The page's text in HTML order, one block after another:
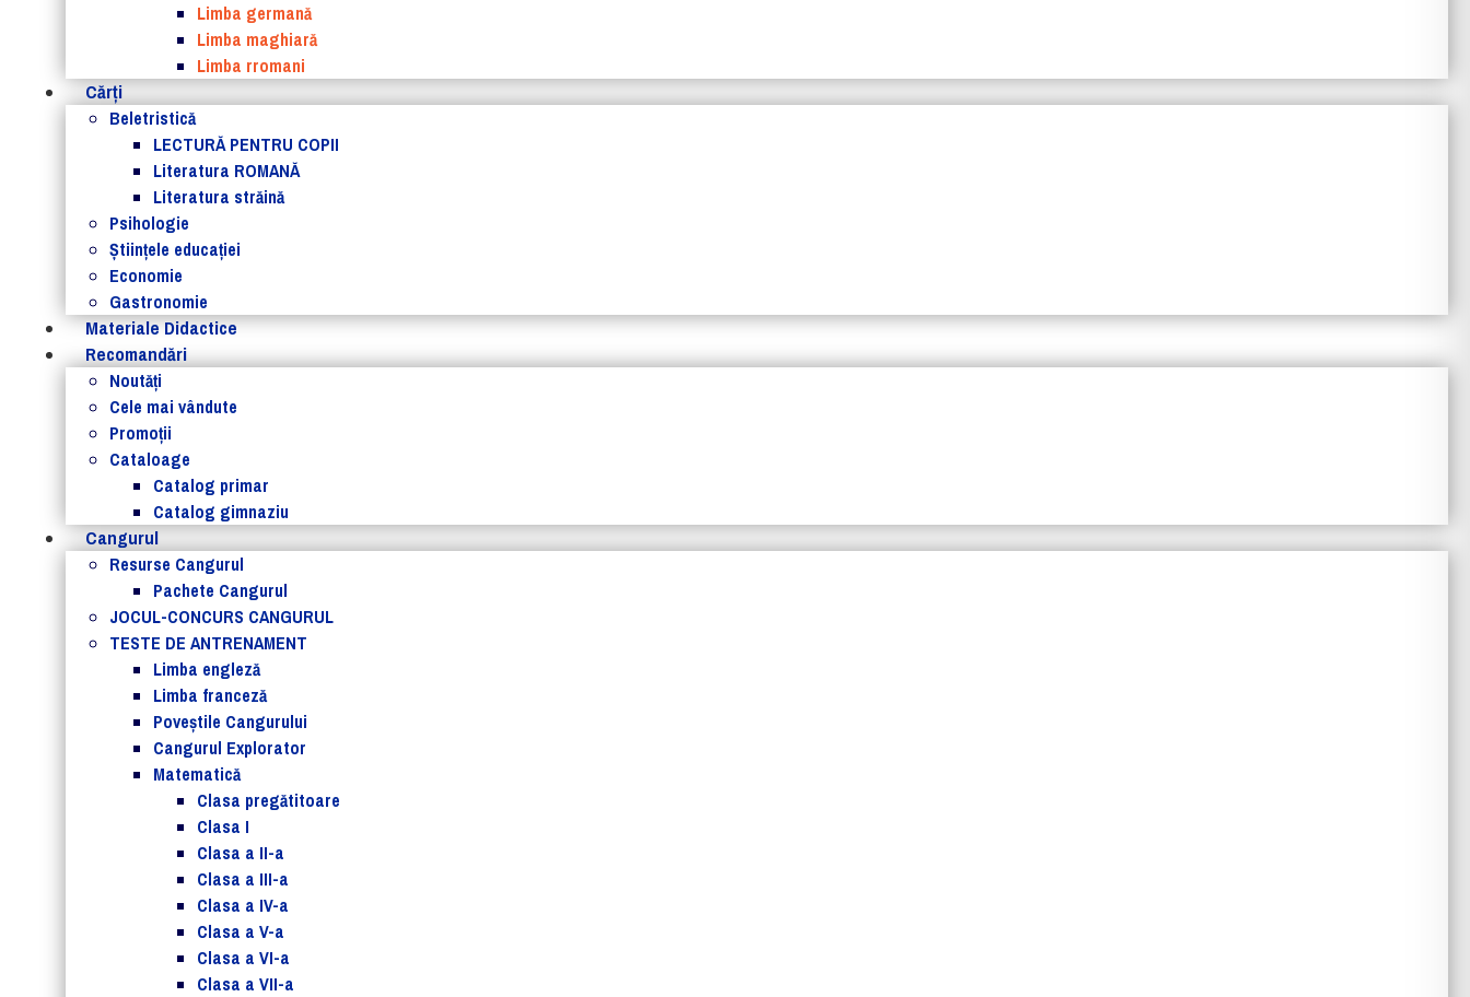
Limba germană
Limba maghiară
Limba rromani
Cărţi
Beletristică
LECTURĂ PENTRU COPII
Literatura ROMANĂ
Literatura străină
Psihologie
Ştiinţele educaţiei
Economie
Gastronomie
Materiale Didactice
Recomandări
Noutăţi
Cele mai vândute
Promoții
Cataloage
Catalog primar
Catalog gimnaziu
Cangurul
Resurse Cangurul
Pachete Cangurul
JOCUL-CONCURS CANGURUL
TESTE DE ANTRENAMENT
Limba engleză
Limba franceză
Poveștile Cangurului
Cangurul Explorator
Matematică
Clasa pregătitoare
Clasa I
Clasa a II-a
Clasa a III-a
Clasa a IV-a
Clasa a V-a
Clasa a VI-a
Clasa a VII-a